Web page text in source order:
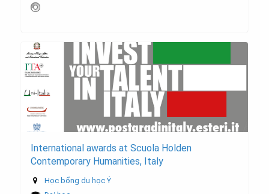
International awards at Scuola Holden
Contemporary Humanities, Italy
Học bổng du học Ý